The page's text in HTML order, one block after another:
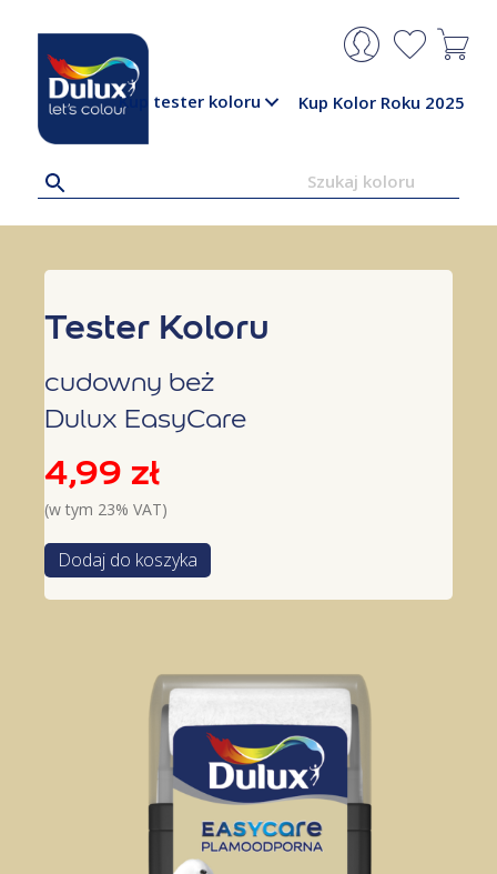
Kup tester koloru Kup Kolor Roku 2025
Tester Koloru
cudowny beż
Dulux EasyCare
4,99 zł
(w tym 23% VAT)
Dodaj do koszyka